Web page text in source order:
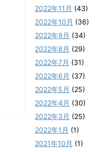
2022年11月 (43)
2022年10月 (36)
2022年9月 (34)
2022年8月 (29)
2022年7月 (31)
2022年6月 (37)
2022年5月 (25)
2022年4月 (30)
2022年3月 (25)
2022年1月 (1)
2021年10月 (1)